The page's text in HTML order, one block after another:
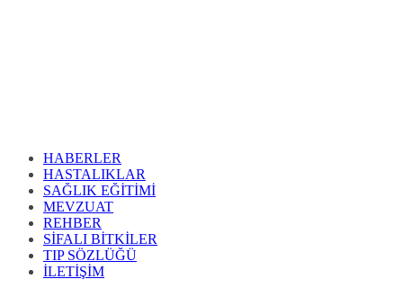
HABERLER
HASTALIKLAR
SAĞLIK EĞİTİMİ
MEVZUAT
REHBER
SİFALI BİTKİLER
TIP SÖZLÜĞÜ
İLETİŞİM